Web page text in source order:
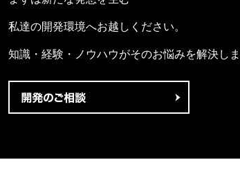
私達の開発環境へお越しください。
知識・経験・ノウハウがそのお悩みを解決し